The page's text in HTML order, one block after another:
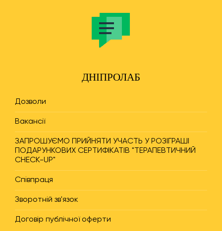
ДНІПРОЛАБ
Дозволи
Вакансії
ЗАПРОШУЄМО ПРИЙНЯТИ УЧАСТЬ У РОЗІГРАШІ
ПОДАРУНКОВИХ СЕРТИФІКАТІВ "ТЕРАПЕВТИЧНИЙ
CHECK-UP"
Співпраця
Зворотній зв'язок
Договір публічної оферти